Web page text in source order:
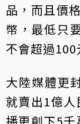
品，而且價
幣，最低只
不會超過100
大陸媒體更
就賣出1億